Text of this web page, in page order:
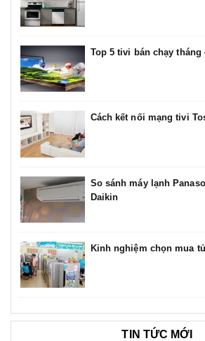
Top 5 tivi bán chạy tháng
Cách kết nối mạng tivi
So sánh máy lạnh
Daikin
Kinh nghiệm chọn mua
TIN TỨC MỚI